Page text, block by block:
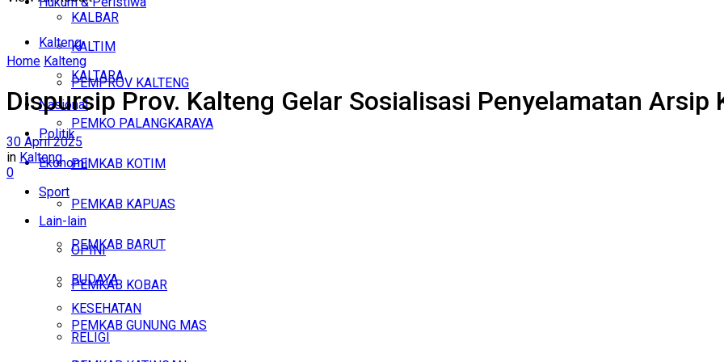
KALBAR
KALTIM
KALTARA
Nasional
Politik
Ekonomi
Sport
Lain-lain
OPINI
BUDAYA
KESEHATAN
RELIGI
Kalteng
PEMPROV KALTENG
PEMKO PALANGKARAYA
PEMKAB KOTIM
PEMKAB KAPUAS
PEMKAB BARUT
PEMKAB KOBAR
PEMKAB GUNUNG MAS
Home Kalteng
Dispursip Prov. Kalteng Gelar Sosialisasi Penyelamatan Arsip
30 April 2025
in Kalteng
0